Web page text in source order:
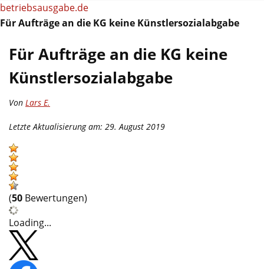
betriebsausgabe.de
Für Aufträge an die KG keine Künstlersozialabgabe
Für Aufträge an die KG keine
Künstlersozialabgabe
Von Lars E.
Letzte Aktualisierung am: 29. August 2019
(50 Bewertungen)
Loading...